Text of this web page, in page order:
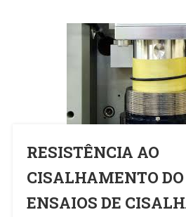
RESISTÊNCIA AO
CISALHAMENTO DO
ENSAIOS DE